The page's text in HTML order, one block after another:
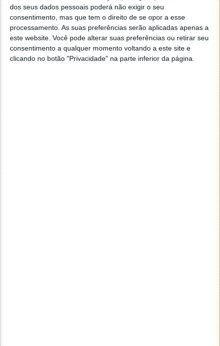
dos seus dados pessoais poderá não exigir o seu
consentimento, mas que tem o direito de se opor a esse
processamento. As suas preferências serão aplicadas apenas a
este website. Você pode alterar suas preferências ou retirar seu
consentimento a qualquer momento voltando a este site e
clicando no botão "Privacidade" na parte inferior da página.